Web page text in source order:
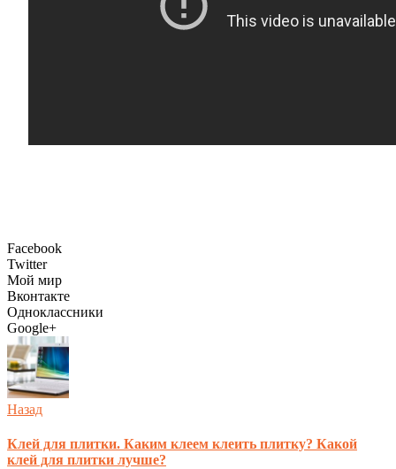
Facebook
Twitter
Мой мир
Вконтакте
Одноклассники
Google+
Назад
Клей для плитки. Каким клеем клеить плитку? Какой
клей для плитки лучше?